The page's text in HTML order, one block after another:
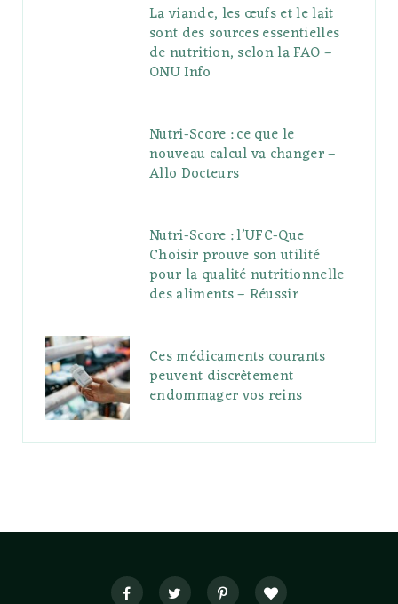
La viande, les œufs et le lait
sont des sources essentielles
de nutrition, selon la FAO –
ONU Info
Nutri-Score : ce que le
nouveau calcul va changer –
Allo Docteurs
Nutri-Score : l’UFC-Que
Choisir prouve son utilité
pour la qualité nutritionnelle
des aliments – Réussir
Ces médicaments courants
peuvent discrètement
endommager vos reins